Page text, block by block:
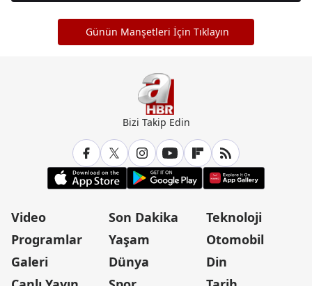
Günün Manşetleri İçin Tıklayın
Bizi Takip Edin
Video
Programlar
Galeri
Son Dakika
Yaşam
Dünya
Teknoloji
Otomobil
Din